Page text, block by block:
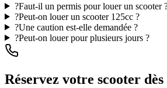
?Faut-il un permis pour louer un scooter
?Peut-on louer un scooter 125cc ?
?Une caution est-elle demandée ?
?Peut-on louer pour plusieurs jours ?
Réservez votre scooter